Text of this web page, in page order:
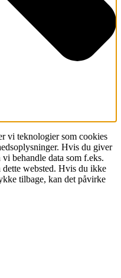
vi teknologier som cookies
Hvis du giver
behandle data som f.eks.
websted. Hvis du ikke
tilbage, kan det påvirke